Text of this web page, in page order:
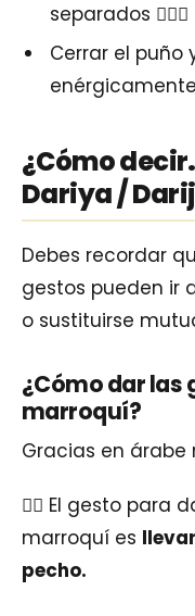
separados 🙋🏽‍♀️
Cerrar el puño
¿Cómo
Dariya /
Debes recordar
gestos pueden ir
o sustituirse
¿Cómo dar las
marroquí?
Gracias en
👉🏽 El gesto
marroquí es
pecho.